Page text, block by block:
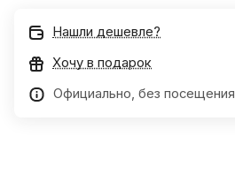
Нашли дешевле?
Хочу в подарок
Официально, без посещения